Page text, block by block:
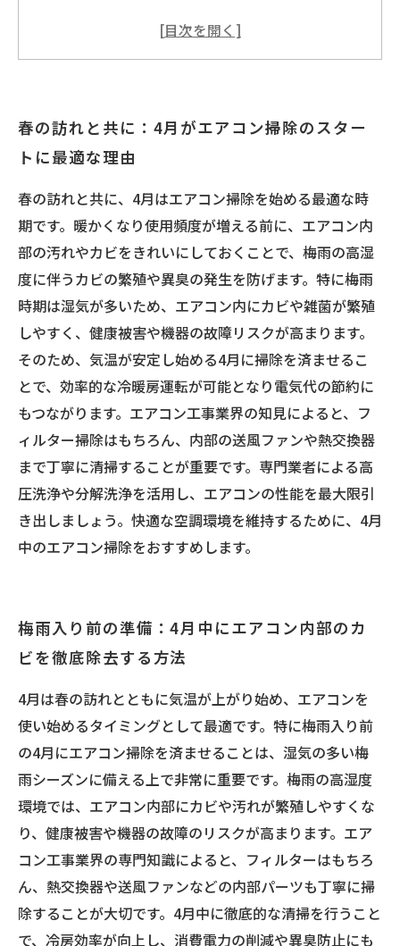
エアコン掃除のポイント解説：健康被害と機器
めの4月のメンテナンス
まとめ：梅雨前に4月中に掃除を済ませればエア
コンを長持ちさせられる理由
プロが教える！エアコン掃除で見落としがちな
箇所と対策
実践編：簡単にできる4月のエアコン掃除手順と
おすすめの清掃グッズ
春の訪れと共に：4月がエアコン掃除のスター
トに最適な理由
春の訪れと共に、4月はエアコン掃除を始める最適な時
期です。暖かくなり使用頻度が増える前に、エアコン内
部の汚れやカビをきれいにしておくことで、梅雨の高湿
度に伴うカビの繁殖や異臭の発生を防げます。特に梅雨
時期は湿気が多いため、エアコン内にカビや雑菌が繁殖
しやすく、健康被害や機器の故障リスクが高まります。
そのため、気温が安定し始める4月に掃除を済ませるこ
とで、効率的な冷暖房運転が可能となり電気代の節約に
もつながります。エアコン工事業界の知見によると、フ
ィルター掃除はもちろん、内部の送風ファンや熱交換器
まで丁寧に清掃することが重要です。専門業者による高
圧洗浄や分解洗浄を活用し、エアコンの性能を最大限引
き出しましょう。快適な空調環境を維持するために、4月
中のエアコン掃除をおすすめします。
梅雨入り前の準備：4月中にエアコン内部のカ
ビを徹底除去する方法
4月は春の訪れとともに気温が上がり始め、エアコンを
使い始めるタイミングとして最適です。特に梅雨入り前
の4月にエアコン掃除を済ませることは、湿気の多い梅
雨シーズンに備える上で非常に重要です。梅雨の高湿度
環境では、エアコン内部にカビや汚れが繁殖しやすくな
り、健康被害や機器の故障のリスクが高まります。エア
コン工事業界の専門知識によると、フィルターはもちろ
ん、熱交換器や送風ファンなどの内部パーツも丁寧に掃
除することが大切です。4月中に徹底的な清掃を行うこと
で、冷房効率が向上し、消費電力の削減や異臭防止にも